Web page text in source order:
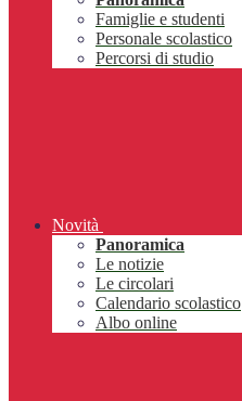
Famiglie e studenti
Personale scolastico
Percorsi di studio
Novità
Panoramica
Le notizie
Le circolari
Calendario scolastico
Albo online